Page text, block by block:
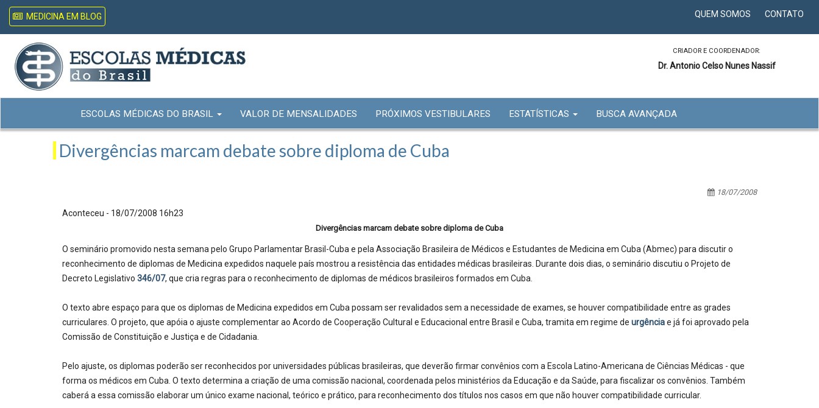
MEDICINA EM BLOG QUEM SOMOS CONTATO
CRIADOR E COORDENADOR:
Dr. Antonio Celso Nunes Nassif
ESCOLAS MÉDICAS DO BRASIL VALOR DE MENSALIDADES PRÓXIMOS VESTIBULARES ESTATÍSTICAS BUSCA AVANÇADA
Divergências marcam debate sobre diploma de Cuba
18/07/2008
Aconteceu - 18/07/2008 16h23
Divergências marcam debate sobre diploma de Cuba
O seminário promovido nesta semana pelo Grupo Parlamentar Brasil-Cuba e pela Associação Brasileira de Médicos e Estudantes de Medicina em Cuba (Abmec) para discutir o
reconhecimento de diplomas de Medicina expedidos naquele país mostrou a resistência das entidades médicas brasileiras. Durante dois dias, o seminário discutiu o Projeto de
Decreto Legislativo 346/07, que cria regras para o reconhecimento de diplomas de médicos brasileiros formados em Cuba.
O texto abre espaço para que os diplomas de Medicina expedidos em Cuba possam ser revalidados sem a necessidade de exames, se houver compatibilidade entre as grades
curriculares. O projeto, que apóia o ajuste complementar ao Acordo de Cooperação Cultural e Educacional entre Brasil e Cuba, tramita em regime de urgênciae já foi aprovado pela
Comissão de Constituição e Justiça e de Cidadania.
Pelo ajuste, os diplomas poderão ser reconhecidos por universidades públicas brasileiras, que deverão firmar convênios com a Escola Latino-Americana de Ciências Médicas - que
forma os médicos em Cuba. O texto determina a criação de uma comissão nacional, coordenada pelos ministérios da Educação e da Saúde, para fiscalizar os convênios. Também
caberá a essa comissão elaborar um único exame nacional, teórico e prático, para reconhecimento dos títulos nos casos em que não houver compatibilidade curricular.